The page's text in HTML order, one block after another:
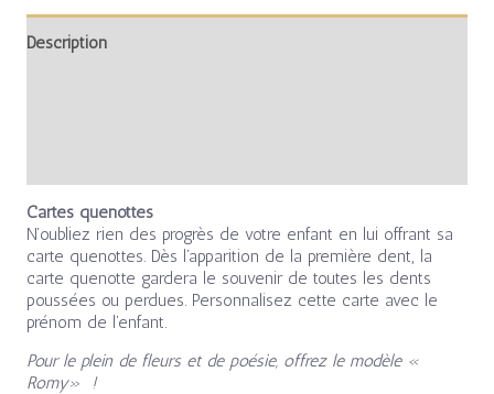
Description
Cartes quenottes
N’oubliez rien des progrès de votre enfant en lui offrant sa
carte quenottes. Dès l’apparition de la première dent, la
carte quenotte gardera le souvenir de toutes les dents
poussées ou perdues. Personnalisez cette carte avec le
prénom de l’enfant.
Pour le plein de fleurs et de poésie, offrez le modèle «
Romy» !